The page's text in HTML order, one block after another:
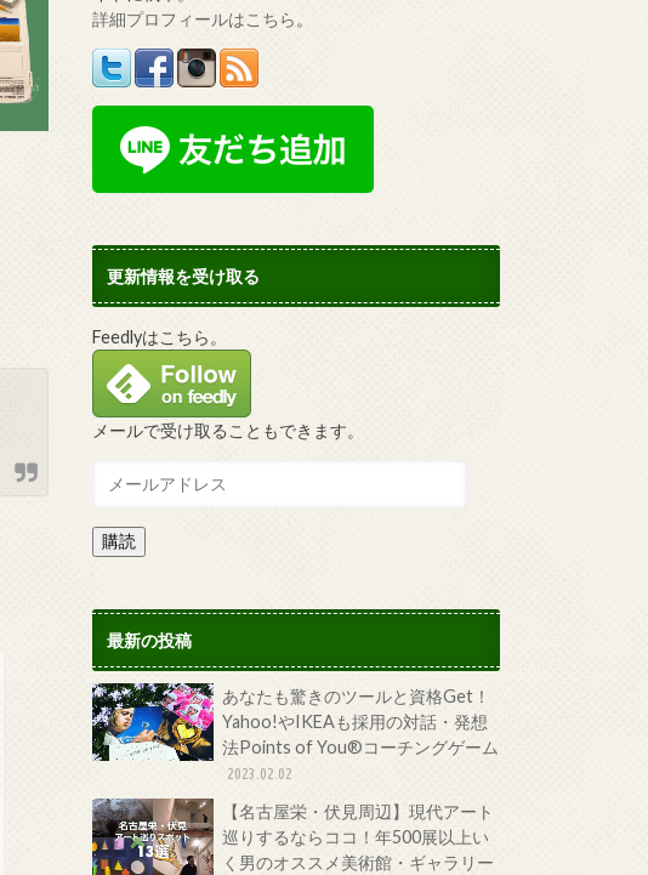
詳細プロフィールはこちら 。
更新情報を受け取る
Feedlyはこちら。
メールで受け取ることもできます。
購読
最新の投稿
あなたも驚きのツールと資格Get！
Yahoo!やIKEAも採用の対話・発想
法Points of You®コーチングゲーム
2023.02.02
【名古屋栄・伏見周辺】現代アート
巡りするならココ！年500展以上い
く男のオススメ美術館・ギャラリー